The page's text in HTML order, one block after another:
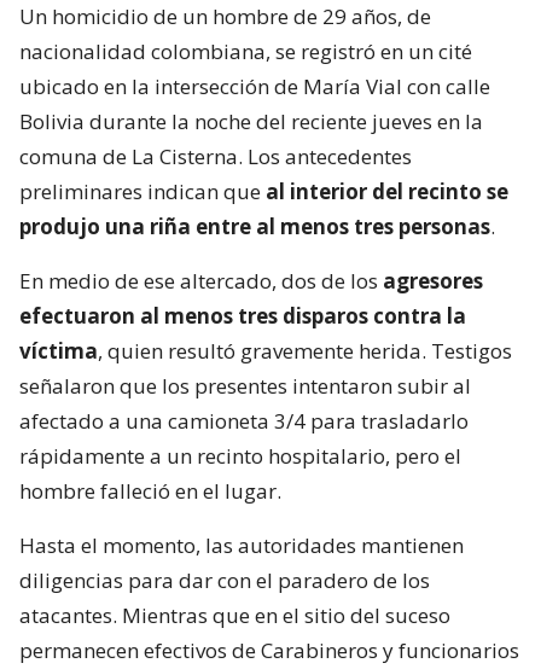
Un homicidio de un hombre de 29 años, de
nacionalidad colombiana, se registró en un cité
ubicado en la intersección de María Vial con calle
Bolivia durante la noche del reciente jueves en la
comuna de La Cisterna. Los antecedentes
preliminares indican que al interior del recinto se
produjo una riña entre al menos tres personas.
En medio de ese altercado, dos de los agresores
efectuaron al menos tres disparos contra la
víctima, quien resultó gravemente herida. Testigos
señalaron que los presentes intentaron subir al
afectado a una camioneta 3/4 para trasladarlo
rápidamente a un recinto hospitalario, pero el
hombre falleció en el lugar.
Hasta el momento, las autoridades mantienen
diligencias para dar con el paradero de los
atacantes. Mientras que en el sitio del suceso
permanecen efectivos de Carabineros y funcionarios